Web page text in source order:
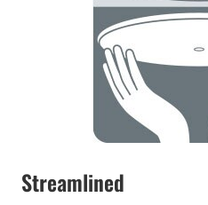
Streamlined